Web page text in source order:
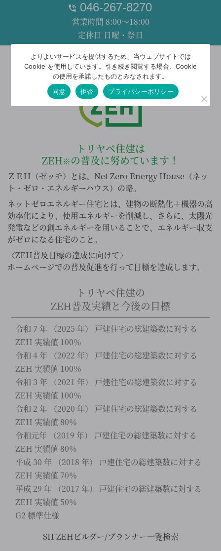
046-267-8270
営業時間 8:00～18:00
定休日 日曜・祭日
トリヤベ住建は
ZEH※の普及に努めています！
ＺＥＨ（ゼッチ）とは、Net Zero Energy House（ネッ
ト・ゼロ・エネルギーハウス）の略。
ネットゼロエネルギー住宅とは、建物の断熱化＋機器の高
効率化により、使用エネルギーを削減し、さらに、太陽光
発電などの創エネルギーを用いることで、エネルギー収支
がゼロになる住宅のこと。
〈ZEH普及目標の達成に向けて〉
ホームページでの普及促進を行って目標を達成します。
トリヤベ住建の
ZEH普及実績と今後の目標
令和 7 年 （2025 年） 戸建住宅の総建築数に対する
ZEH 実績値 100％
令和 4 年 （2022 年） 戸建住宅の総建築数に対する
ZEH 実績値 100％
令和 3 年 （2021 年） 戸建住宅の総建築数に対する
ZEH 実績値 100％
令和 2 年 （2020 年） 戸建住宅の総建築数に対する
ZEH 実績値 80％
令和元年 （2019 年） 戸建住宅の総建築数に対する
ZEH 実績値 80％
平成 30 年 （2018 年） 戸建住宅の総建築数に対する
ZEH 実績値 70％
平成 29 年 （2017 年） 戸建住宅の総建築数に対する
ZEH 実績値 50％
G2 標準仕様
SII ZEHビルダー/プランナー一覧検索
よりよいサービスを提供するため、当ウェブサイトでは
Cookie を使用しています。引き続き閲覧する場合、Cookie
の使用を承諾したものとみなされます。
同意
拒否 プライバシーポリシー